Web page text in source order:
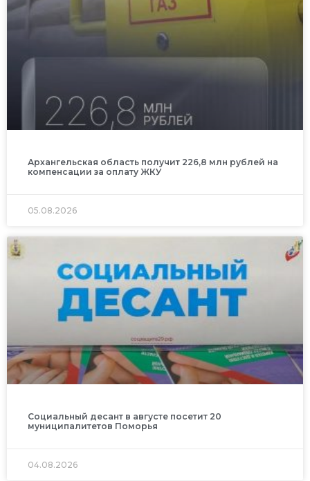
Архангельская область получит 226,8 млн рублей на
компенсации за оплату ЖКУ
05.08.2026
Социальный десант в августе посетит 20
муниципалитетов Поморья
04.08.2026